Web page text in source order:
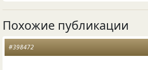
Похожие публикации
#398472